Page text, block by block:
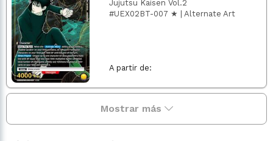
Jujutsu Kaisen Vol.2
#UEX02BT-007 ★ | Alternate Art
A partir de:
Mostrar más